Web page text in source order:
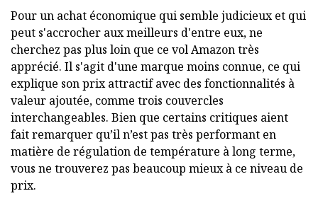
Pour un achat économique qui semble judicieux et qui
peut s'accrocher aux meilleurs d'entre eux, ne
cherchez pas plus loin que ce vol Amazon très
apprécié. Il s'agit d'une marque moins connue, ce qui
explique son prix attractif avec des fonctionnalités à
valeur ajoutée, comme trois couvercles
interchangeables. Bien que certains critiques aient
fait remarquer qu’il n’est pas très performant en
matière de régulation de température à long terme,
vous ne trouverez pas beaucoup mieux à ce niveau de
prix.